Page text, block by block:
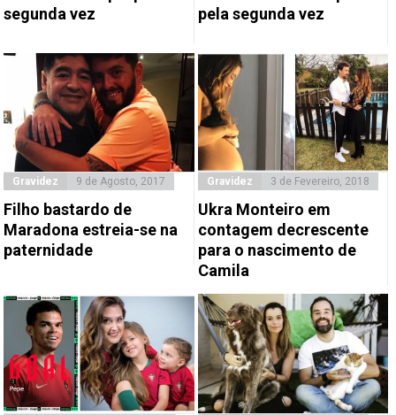
segunda vez
pela segunda vez
Gravidez 9 de Agosto, 2017
Filho bastardo de
Maradona estreia-se na
paternidade
Gravidez 3 de Fevereiro, 2018
Ukra Monteiro em
contagem decrescente
para o nascimento de
Camila